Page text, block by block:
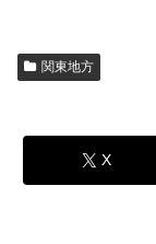
関東地方
X